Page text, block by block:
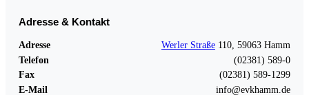
Adresse & Kontakt
Adresse Werler Straße110, 59063 Hamm
Telefon
(02381) 589-0
Fax
(02381) 589-1299
E-Mail
info@evkhamm.de